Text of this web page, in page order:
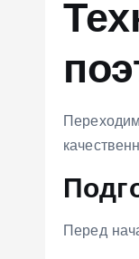
Перед